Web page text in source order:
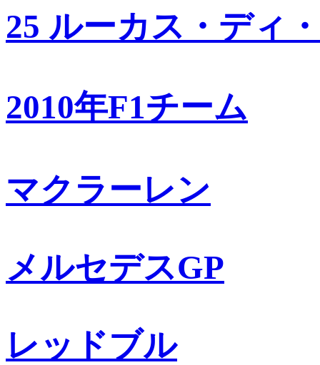
25 ルーカス・ディ
2010年F1チーム
マクラーレン
メルセデスGP
レッドブル